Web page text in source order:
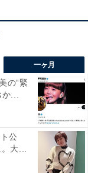
一ヶ月
の“緊
か...
公
大...